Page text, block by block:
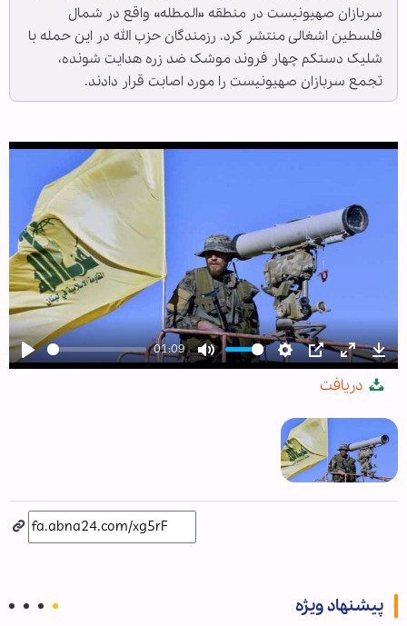
سربازان صهیونیست در منطقه «المطله» واقع در شمال
فلسطین اشغالی منتشر کرد. رزمندگان حزب الله در این حمله با
شلیک دستکم چهار فروند موشک ضد زره هدایت شونده،
تجمع سربازان صهیونیست را مورد اصابت قرار دادند.
Play
01:09
Mute Settings
PIP Enter
دریافت
پیشنهاد ویژه